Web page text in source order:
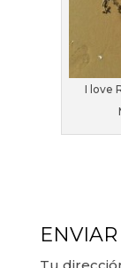
I love